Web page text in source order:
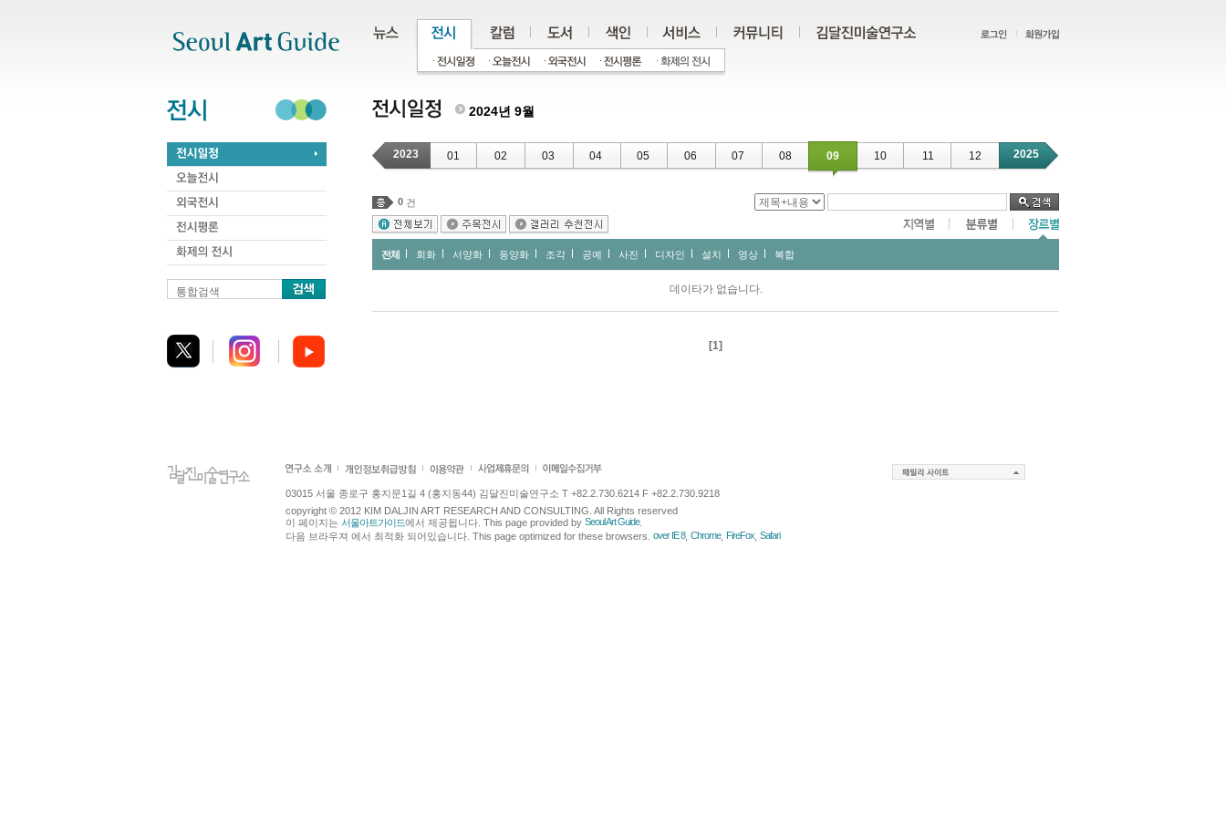
통합검색
2024년 9월
2023 01 02 03 04 05 06 07 08 09 10 11 12 2025
0 건
전체 회화 서양화 동양화 조각 공예 사진 디자인 설치 영상 복합
데이타가 없습니다.
[1]
03015 서울 종로구 홍지문1길 4 (홍지동44) 김달진미술연구소 T +82.2.730.6214 F +82.2.730.9218
copyright © 2012 KIM DALJIN ART RESEARCH AND CONSULTING. All Rights reserved
이 페이지는 서울아트가이드에서 제공됩니다. This page provided by Seoul Art Guide.
다음 브라우져 에서 최적화 되어있습니다. This page optimized for these browsers. over IE 8, Chrome, FireFox Safari